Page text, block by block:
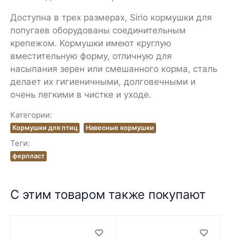
Доступна в трех размерах, Sirio кормушки для
попугаев оборудованы соединительным
крепежом. Кормушки имеют круглую
вместительную форму, отличную для
насыпания зерен или смешанного корма, сталь
делает их гигиеничными, долговечными и
очень легкими в чистке и уходе.
Категории:
Кормушки для птиц Навесные кормушки
Теги:
ферпласт
С этим товаром также покупают